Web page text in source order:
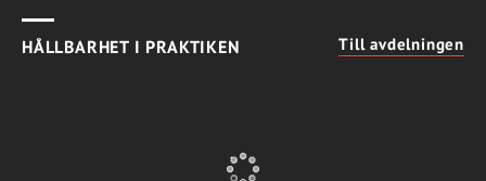
HÅLLBARHET I PRAKTIKEN Till avdelningen